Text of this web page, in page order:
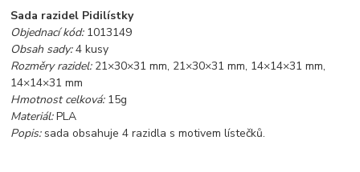
Sada razidel Pidilístky
Objednací kód: 1013149
Obsah sady:4 kusy
Rozměry razidel: 21×30×31 mm, 21×30×31 mm, 14×14×31 mm,
14×14×31 mm
Hmotnost celková:15g
Materiál:PLA
Popis:sada obsahuje 4 razidla s motivem lístečků.